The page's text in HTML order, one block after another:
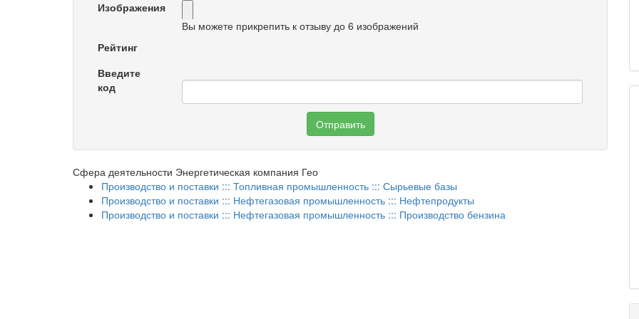
Изображения
Вы можете прикрепить к отзыву до 6 изображений
Рейтинг
Введите
код
Отправить
Сфера деятельности Энергетическая компания Гео
Производство и поставки ::: Топливная промышленность ::: Сырьевые базы
Производство и поставки ::: Нефтегазовая промышленность ::: Нефтепродукты
Производство и поставки ::: Нефтегазовая промышленность ::: Производство бензина